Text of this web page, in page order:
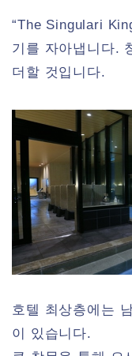
“The Singulari
기를 자아냅니다.
더할 것입니다.
호텔 최상층에는
이 있습니다.